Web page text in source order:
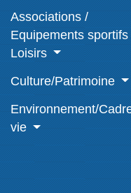
Associations /
Equipements sportifs
Loisirs
Culture/Patrimoine
Environnement/
vie